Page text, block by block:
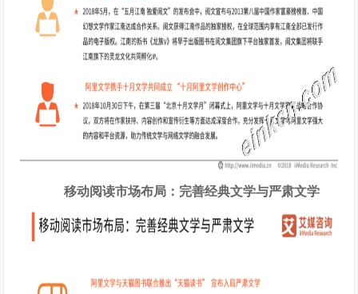
移动阅读市场布局：完善经典文学与严肃文学